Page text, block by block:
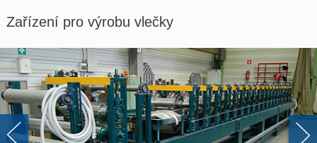
Zařízení pro výrobu vlečky